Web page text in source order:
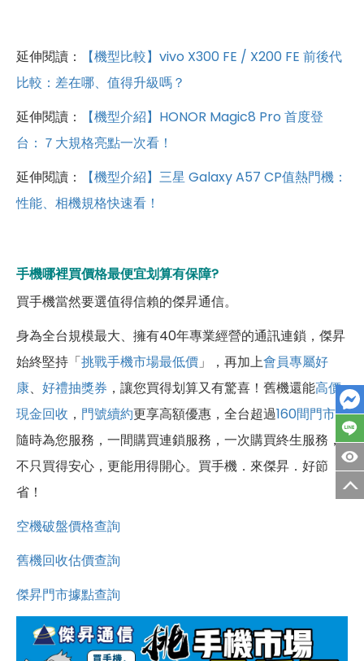
延伸閱讀：
【機型比較】vivo X300 FE / X200 FE 前後代
比較：差在哪、值得升級嗎？
延伸閱讀：
【機型介紹】HONOR Magic8 Pro 首度登
台：７大規格亮點一次看！
延伸閱讀：
【機型介紹】三星 Galaxy A57 CP值熱門機：
性能、相機規格快速看！
手機哪裡買價格最便宜划算有保障?
買手機當然要選值得信賴的傑昇通信。
身為全台規模最大、擁有40年專業經營的通訊連鎖，傑昇
始終堅持「挑戰手機市場最低價 」，再加上會員專屬好
康、 好禮抽獎券 ，讓您買得划算又有驚喜！舊機還能高價
現金回收 ， 門號續約更享高額優惠，全台超過160間門市
隨時為您服務，一間購買連鎖服務，一次購買終生服務，
不只買得安心，更能用得開心。買手機．來傑昇．好節
省！
空機破盤價格查詢
舊機回收估價查詢
傑昇門市據點查詢